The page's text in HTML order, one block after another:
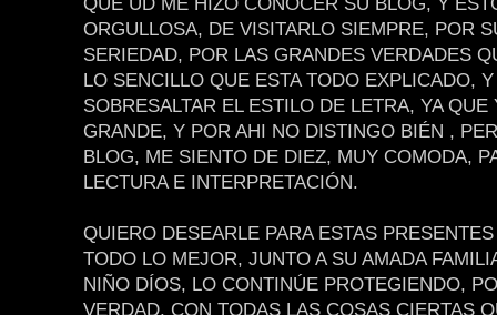
ORGULLOSA, DE VISITARLO SIEMPRE, POR
SERIEDAD, POR LAS GRANDES VERDADES
LO SENCILLO QUE ESTA TODO EXPLICADO,
SOBRESALTAR EL ESTILO DE LETRA, YA QUE
GRANDE, Y POR AHI NO DISTINGO BIÉN ,
BLOG, ME SIENTO DE DIEZ, MUY COMODA,
LECTURA E INTERPRETACIÓN.
QUIERO DESEARLE PARA ESTAS
TODO LO MEJOR, JUNTO A SU AMADA
NIÑO DÍOS, LO CONTINÚE PROTEGIENDO,
VERDAD, CON TODAS LAS COSAS CIERTAS